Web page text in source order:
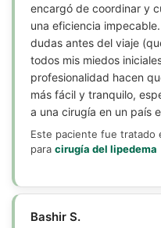
encargó de coordinar y
una eficiencia
dudas antes del viaje
todos mis miedos
profesionalidad hacen
más fácil y tranquilo,
a una cirugía en un país
Este paciente fue tratado
para cirugía del lipedema
Bashir S.